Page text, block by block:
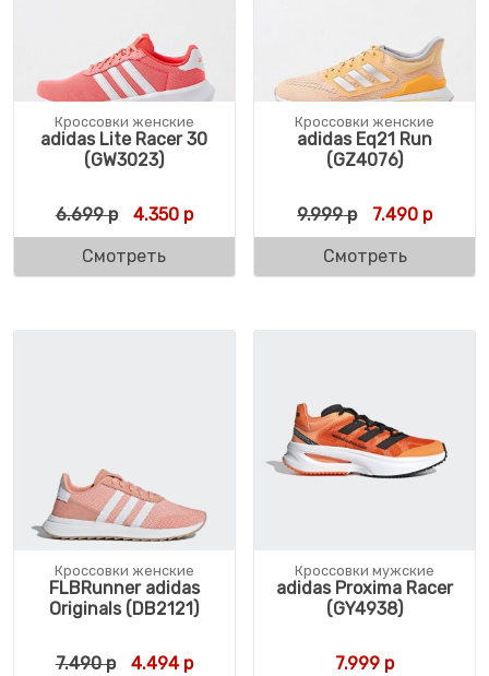
Кроссовки женские
adidas Lite Racer 30
(GW3023)
6.699р Первоначальная цена составляла 6.699
4.350рТекущая цена: 4.350 р.
Смотреть
Кроссовки женские
adidas Eq21 Run
(GZ4076)
9.999р 7.490 р
Смотреть
Кроссовки женские
FLBRunner adidas
Originals (DB2121)
7.490р Первоначальная цена составляла 7.490 р.
4.494рТекущая цена: 4.494 р.
Кроссовки мужские
adidas Proxima Racer
(GY4938)
7.999 р